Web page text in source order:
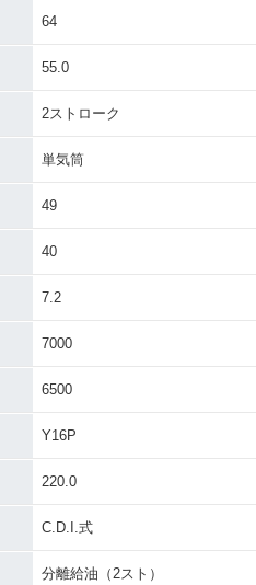
64
55.0
2ストローク
単気筒
49
40
7.2
7000
6500
Y16P
220.0
C.D.I.式
分離給油（2スト）